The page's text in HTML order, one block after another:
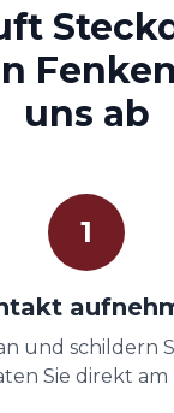
uns ab
1
und schildern
Sie direkt am